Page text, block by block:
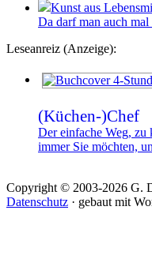
Kunst aus
Da darf man auch mal
Leseanreiz (Anzeige):
(Küchen-)Chef
Der einfache Weg, zu
immer Sie möchten,
Copyright © 2003-2026 G.
Datenschutz · gebaut mit